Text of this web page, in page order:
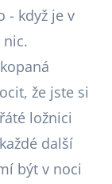
- když je v
nic.
že jste si
ložnici
další
být v noci